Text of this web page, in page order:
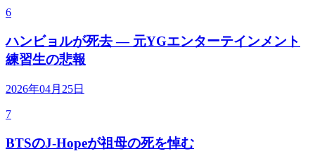
6
ハンビョルが死去 — 元YGエンターテインメント
練習生の悲報
2026年04月25日
7
BTSのJ-Hopeが祖母の死を悼む